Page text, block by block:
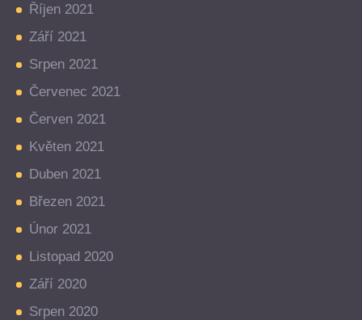
Říjen 2021
Září 2021
Srpen 2021
Červenec 2021
Červen 2021
Květen 2021
Duben 2021
Březen 2021
Únor 2021
Listopad 2020
Září 2020
Srpen 2020